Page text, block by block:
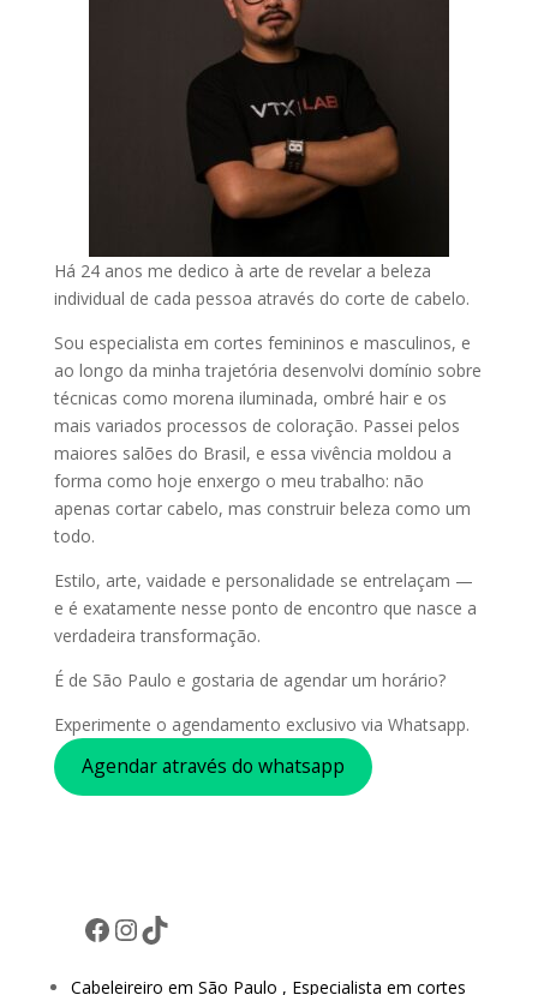
Há 24 anos me dedico à arte de revelar a beleza
individual de cada pessoa através do corte de cabelo.
Sou especialista em cortes femininos e masculinos, e
ao longo da minha trajetória desenvolvi domínio sobre
técnicas como morena iluminada, ombré hair e os
mais variados processos de coloração. Passei pelos
maiores salões do Brasil, e essa vivência moldou a
forma como hoje enxergo o meu trabalho: não
apenas cortar cabelo, mas construir beleza como um
todo.
Estilo, arte, vaidade e personalidade se entrelaçam —
e é exatamente nesse ponto de encontro que nasce a
verdadeira transformação.
É de São Paulo e gostaria de agendar um horário?
Experimente o agendamento exclusivo via Whatsapp.
Agendar através do whatsapp
Facebook
Instagram
TikTok
Cabeleireiro em São Paulo , Especialista em cortes